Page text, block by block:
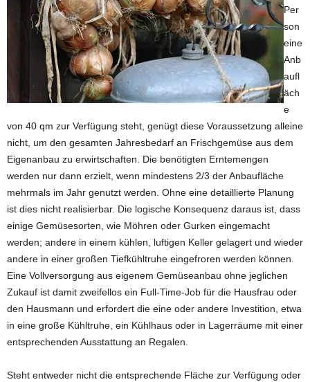
Per
son
eine
Anb
aufl
äch
e
von 40 qm zur Verfügung steht, genügt diese Voraussetzung alleine
nicht, um den gesamten Jahresbedarf an Frischgemüse aus dem
Eigenanbau zu erwirtschaften. Die benötigten Erntemengen
werden nur dann erzielt, wenn mindestens 2/3 der Anbaufläche
mehrmals im Jahr genutzt werden. Ohne eine detaillierte Planung
ist dies nicht realisierbar. Die logische Konsequenz daraus ist, dass
einige Gemüsesorten, wie Möhren oder Gurken eingemacht
werden; andere in einem kühlen, luftigen Keller gelagert und wieder
andere in einer großen Tiefkühltruhe eingefroren werden können.
Eine Vollversorgung aus eigenem Gemüseanbau ohne jeglichen
Zukauf ist damit zweifellos ein Full-Time-Job für die Hausfrau oder
den Hausmann und erfordert die eine oder andere Investition, etwa
in eine große Kühltruhe, ein Kühlhaus oder in Lagerräume mit einer
entsprechenden Ausstattung an Regalen.
Steht entweder nicht die entsprechende Fläche zur Verfügung oder